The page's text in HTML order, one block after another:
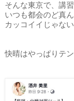
そんな東京で、講習
いつも都会のど真
カッコイイじゃない
快晴はやっぱりテ